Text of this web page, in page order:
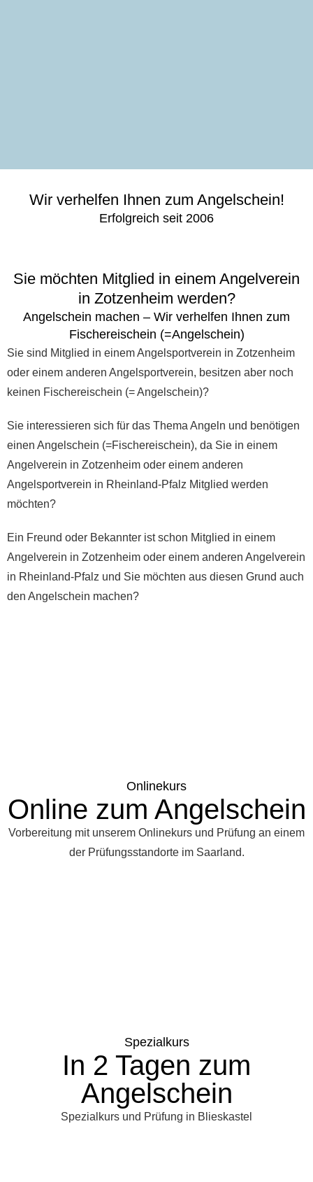
Wir verhelfen Ihnen zum Angelschein!
Erfolgreich seit 2006
Sie möchten Mitglied in einem Angelverein
in Zotzenheim werden?
Angelschein machen – Wir verhelfen Ihnen zum
Fischereischein (=Angelschein)
Sie sind Mitglied in einem Angelsportverein in Zotzenheim
oder einem anderen Angelsportverein, besitzen aber noch
keinen Fischereischein (= Angelschein)?
Sie interessieren sich für das Thema Angeln und benötigen
einen Angelschein (=Fischereischein), da Sie in einem
Angelverein in Zotzenheim oder einem anderen
Angelsportverein in Rheinland-Pfalz Mitglied werden
möchten?
Ein Freund oder Bekannter ist schon Mitglied in einem
Angelverein in Zotzenheim oder einem anderen Angelverein
in Rheinland-Pfalz und Sie möchten aus diesen Grund auch
den Angelschein machen?
Onlinekurs
Online zum Angelschein
Vorbereitung mit unserem Onlinekurs und Prüfung an einem
der Prüfungsstandorte im Saarland.
Spezialkurs
In 2 Tagen zum
Angelschein
Spezialkurs und Prüfung in Blieskastel